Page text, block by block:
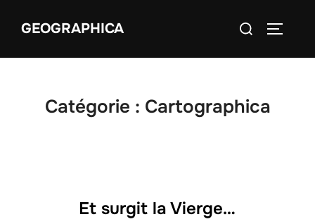
GEOGRAPHICA Rechercher :
Catégorie : Cartographica
Et surgit la Vierge…